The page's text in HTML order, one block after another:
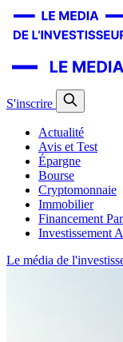
S'inscrire
Actualité
Avis et Test
Épargne
Bourse
Cryptomonnaie
Immobilier
Financement
Investissement
Le média de